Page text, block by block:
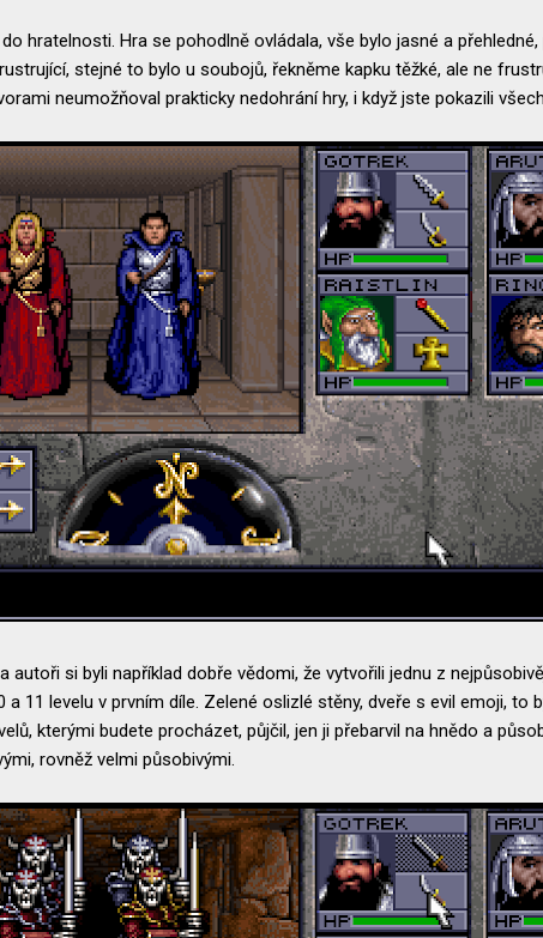
hratelnosti. Hra se pohodlně ovládala, vše bylo jasné a
stejné to bylo u soubojů, řekněme kapku těžké, ale ne
neumožňoval prakticky nedohrání hry, i když jste pokazili
autoři si byli například dobře vědomi, že vytvořili jednu z
11 levelu v prvním díle. Zelené oslizlé stěny, dveře s evil emoji, to
kterými budete procházet, půjčil, jen ji přebarvil na hnědo a
rovněž velmi působivými.